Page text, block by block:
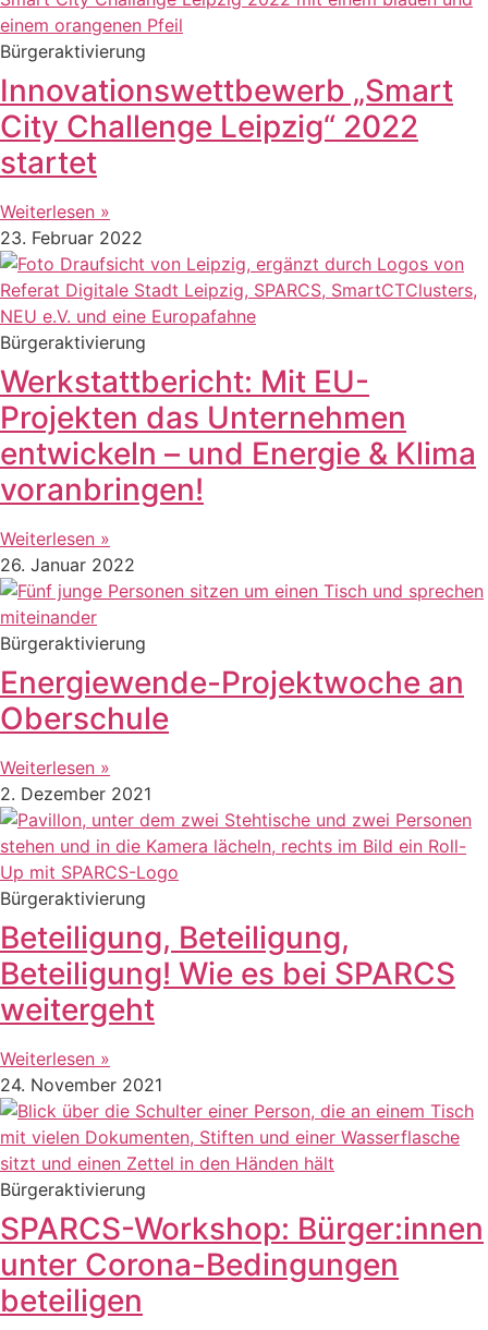
Bürgeraktivierung
Innovationswettbewerb „Smart
City Challenge Leipzig“ 2022
startet
Weiterlesen »
23. Februar 2022
Bürgeraktivierung
Werkstattbericht: Mit EU-
Projekten das Unternehmen
entwickeln – und Energie & Klima
voranbringen!
Weiterlesen »
26. Januar 2022
Bürgeraktivierung
Energiewende-Projektwoche an
Oberschule
Weiterlesen »
2. Dezember 2021
Bürgeraktivierung
Beteiligung, Beteiligung,
Beteiligung! Wie es bei SPARCS
weitergeht
Weiterlesen »
24. November 2021
Bürgeraktivierung
SPARCS-Workshop: Bürger:innen
unter Corona-Bedingungen
beteiligen